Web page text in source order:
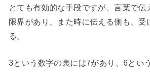
とても有効的な手段ですが、言葉で伝
限界があり、また時に伝える側も、受
る。
3という数字の裏には7があり、6とい